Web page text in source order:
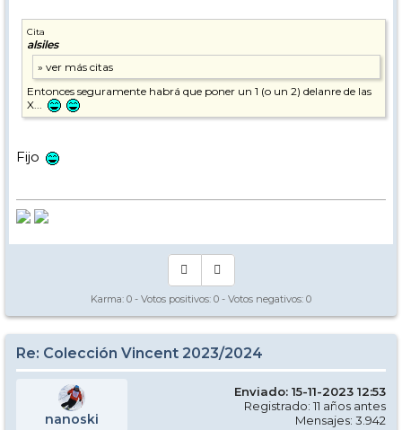
Cita
alsiles
Entonces seguramente habrá que poner un 1 (o un 2) delanre de las
X...
Fijo
Karma: 0 - Votos positivos: 0 - Votos negativos: 0
Re: Colección Vincent 2023/2024
nanoski
Enviado: 15-11-2023 12:53
Registrado: 11 años antes
Mensajes: 3.942